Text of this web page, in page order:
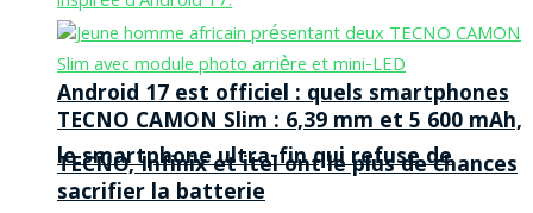
Android 17 est officiel : quels smartphones
TECNO, Infinix et itel ont le plus de chances
TECNO CAMON Slim : 6,39 mm et 5 600 mAh,
le smartphone ultra-fin qui refuse de
sacrifier la batterie